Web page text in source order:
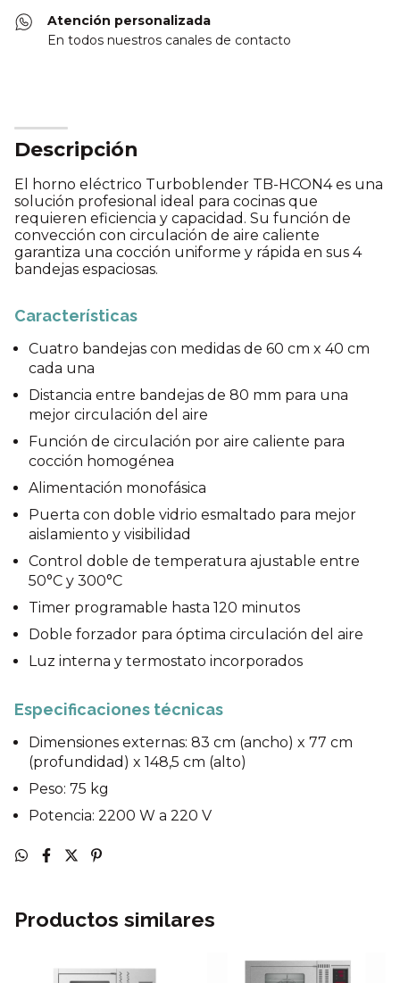
Atención personalizada
En todos nuestros canales de contacto
Descripción
El horno eléctrico Turboblender TB-HCON4 es una
solución profesional ideal para cocinas que
requieren eficiencia y capacidad. Su función de
convección con circulación de aire caliente
garantiza una cocción uniforme y rápida en sus 4
bandejas espaciosas.
Características
Cuatro bandejas con medidas de 60 cm x 40 cm
cada una
Distancia entre bandejas de 80 mm para una
mejor circulación del aire
Función de circulación por aire caliente para
cocción homogénea
Alimentación monofásica
Puerta con doble vidrio esmaltado para mejor
aislamiento y visibilidad
Control doble de temperatura ajustable entre
50°C y 300°C
Timer programable hasta 120 minutos
Doble forzador para óptima circulación del aire
Luz interna y termostato incorporados
Especificaciones técnicas
Dimensiones externas: 83 cm (ancho) x 77 cm
(profundidad) x 148,5 cm (alto)
Peso: 75 kg
Potencia: 2200 W a 220 V
Productos similares